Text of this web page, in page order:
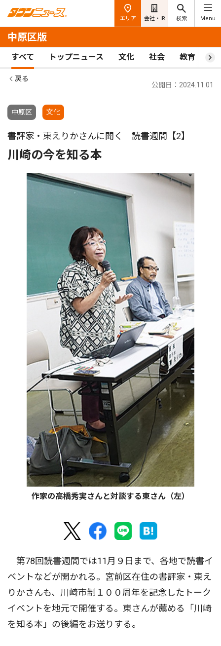
エリア 会社・IR 検索 Menu
中原区版
すべて トップニュース 文化 社会 教育 ス
戻る
中原区 文化
公開日：2024.11.01
書評家・東えりかさんに聞く 読書週間【2】
川崎の今を知る本
作家の高橋秀実さんと対談する東さん（左）
第78回読書週間では11月９日まで、各地で読書イ
ベントなどが開かれる。宮前区在住の書評家・東え
りかさんも、川崎市制１００周年を記念したトーク
イベントを地元で開催する。東さんが薦める「川崎
を知る本」の後編をお送りする。